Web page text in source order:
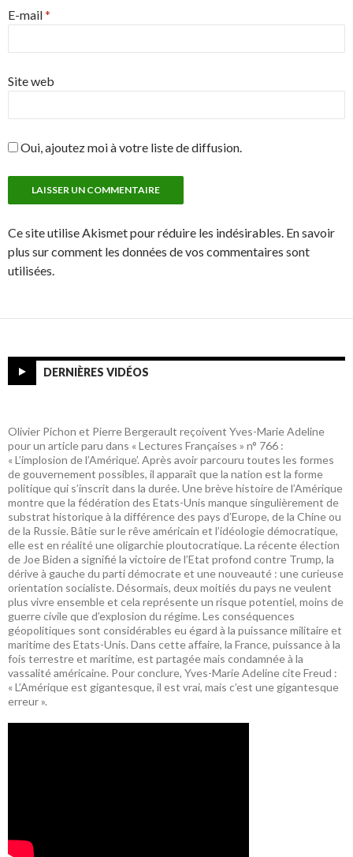
E-mail*
Site web
Oui, ajoutez moi à votre liste de diffusion.
Ce site utilise Akismet pour réduire les indésirables. En savoir
plus sur comment les données de vos commentaires sont
utilisées.
DERNIÈRES VIDÉOS
Olivier Pichon et Pierre Bergerault reçoivent Yves-Marie Adeline
pour un article paru dans « Lectures Françaises » n° 766 :
« L’implosion de l’Amérique’. Après avoir parcouru toutes les formes
de gouvernement possibles, il apparaît que la nation est la forme
politique qui s’inscrit dans la durée. Une brève histoire de l’Amérique
montre que la fédération des Etats-Unis manque singulièrement de
substrat historique à la différence des pays d’Europe, de la Chine ou
de la Russie. Bâtie sur le rêve américain et l’idéologie démocratique,
elle est en réalité une oligarchie ploutocratique. La récente élection
de Joe Biden a signifié la victoire de l’Etat profond contre Trump, la
dérive à gauche du parti démocrate et une nouveauté : une curieuse
orientation socialiste. Désormais, deux moitiés du pays ne veulent
plus vivre ensemble et cela représente un risque potentiel, moins de
guerre civile que d’explosion du régime. Les conséquences
géopolitiques sont considérables eu égard à la puissance militaire et
maritime des Etats-Unis. Dans cette affaire, la France, puissance à la
fois terrestre et maritime, est partagée mais condamnée à la
vassalité américaine. Pour conclure, Yves-Marie Adeline cite Freud :
« L’Amérique est gigantesque, il est vrai, mais c’est une gigantesque
erreur ».